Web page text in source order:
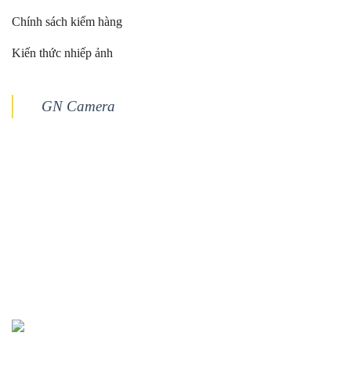
Chính sách kiểm hàng
Kiến thức nhiếp ảnh
GN Camera